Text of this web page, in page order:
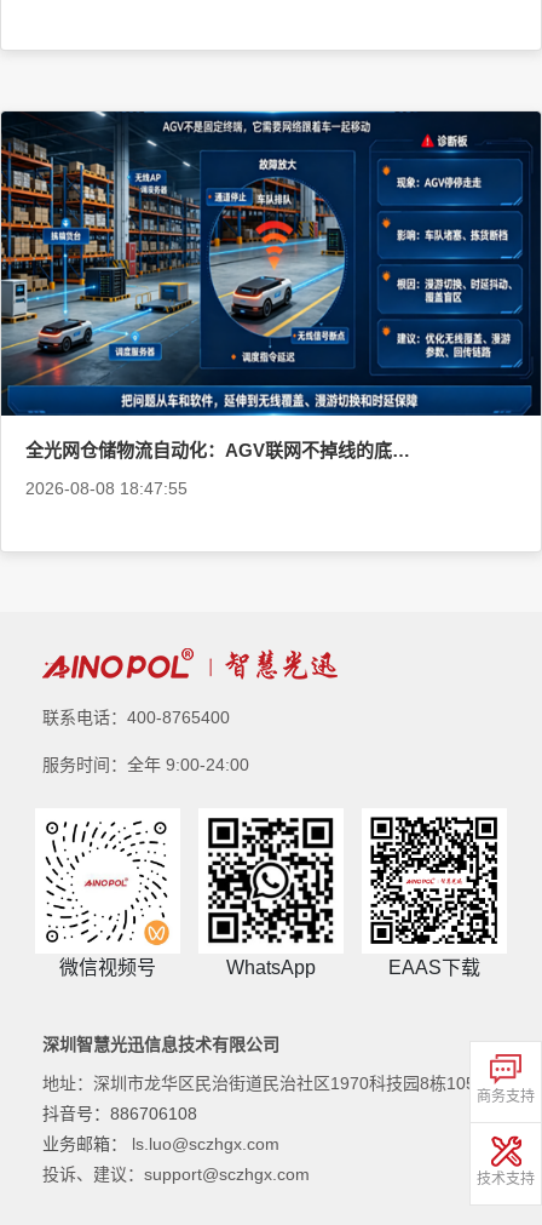
商务支持
技术支持
全光网仓储物流自动化：AGV联网不掉线的底层逻辑
2026-08-08 18:47:55
联系电话：400-8765400
服务时间：全年 9:00-24:00
微信视频号 WhatsApp EAAS下载
深圳智慧光迅信息技术有限公司
地址：深圳市龙华区民治街道民治社区1970科技园8栋105
抖音号：886706108
业务邮箱： ls.luo@sczhgx.com
投诉、建议：support@sczhgx.com